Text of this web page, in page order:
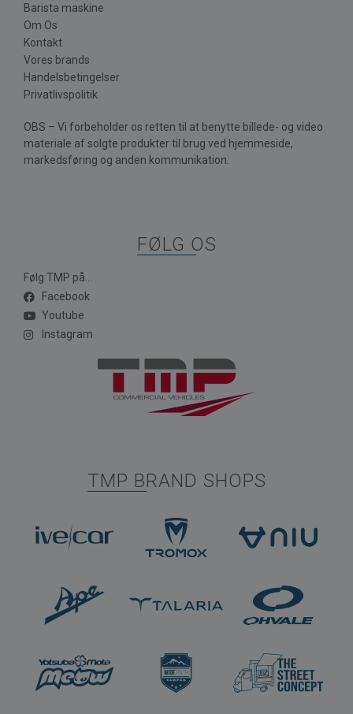
Barista maskine
Om Os
Kontakt
Vores brands
Handelsbetingelser
Privatlivspolitik
OBS – Vi forbeholder os retten til at benytte billede- og video
materiale af solgte produkter til brug ved hjemmeside,
markedsføring og anden kommunikation.
FØLG OS
Følg TMP på...
Facebook
Youtube
Instagram
TMP BRAND SHOPS